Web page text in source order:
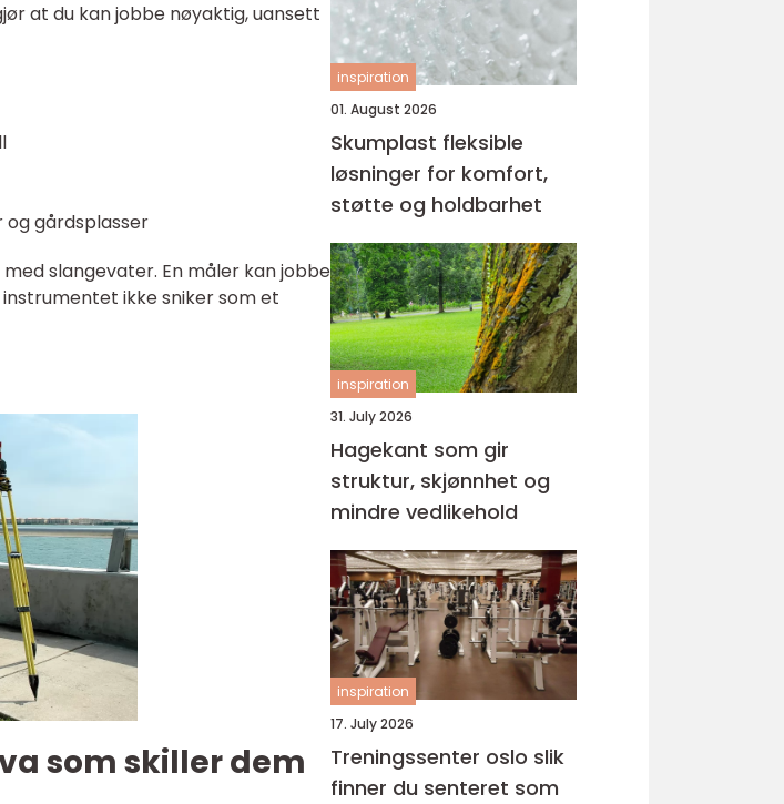
at du kan jobbe nøyaktig, uansett
og gårdsplasser
slangevater. En måler kan jobbe
ikke sniker som et
som skiller dem
inspiration
01. August 2026
Skumplast fleksible
løsninger for komfort,
støtte og holdbarhet
inspiration
31. July 2026
Hagekant som gir
struktur, skjønnhet og
mindre vedlikehold
inspiration
17. July 2026
Treningssenter oslo slik
finner du senteret som